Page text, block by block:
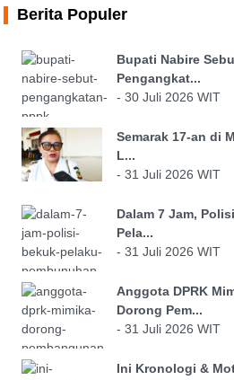
Berita Populer
Bupati Nabire
Pengangkat...
- 30 Juli 2026 WIT
Semarak 17-an di
L...
- 31 Juli 2026 WIT
Dalam 7 Jam,
Pela...
- 31 Juli 2026 WIT
Anggota DPRK
Dorong Pem...
- 31 Juli 2026 WIT
Ini Kronologi &